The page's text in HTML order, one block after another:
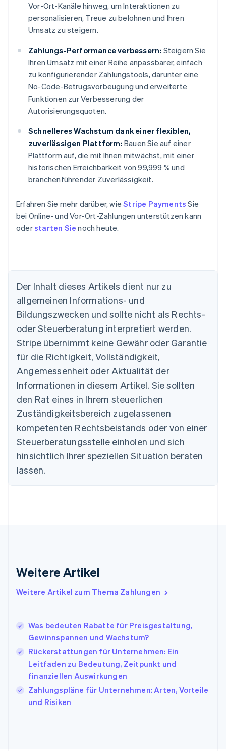
Vor-Ort-Kanäle hinweg, um Interaktionen zu
personalisieren, Treue zu belohnen und Ihren
Umsatz zu steigern.
Zahlungs-Performance verbessern: Steigern Sie
Ihren Umsatz mit einer Reihe anpassbarer, einfach
zu konfigurierender Zahlungstools, darunter eine
No-Code-Betrugsvorbeugung und erweiterte
Funktionen zur Verbesserung der
Autorisierungsquoten.
Schnelleres Wachstum dank einer flexiblen,
zuverlässigen Plattform: Bauen Sie auf einer
Plattform auf, die mit Ihnen mitwächst, mit einer
historischen Erreichbarkeit von 99,999 % und
branchenführender Zuverlässigkeit.
Erfahren Sie mehr darüber, wieStripe Payments Sie
bei Online- und Vor-Ort-Zahlungen unterstützen kann
oderstarten Sie noch heute.
Der Inhalt dieses Artikels dient nur zu
allgemeinen Informations- und
Bildungszwecken und sollte nicht als Rechts-
oder Steuerberatung interpretiert werden.
Stripe übernimmt keine Gewähr oder Garantie
für die Richtigkeit, Vollständigkeit,
Angemessenheit oder Aktualität der
Informationen in diesem Artikel. Sie sollten
den Rat eines in Ihrem steuerlichen
Zuständigkeitsbereich zugelassenen
kompetenten Rechtsbeistands oder von einer
Steuerberatungsstelle einholen und sich
hinsichtlich Ihrer speziellen Situation beraten
lassen.
Weitere Artikel
Weitere Artikel zum Thema Zahlungen
Was bedeuten Rabatte für Preisgestaltung,
Gewinnspannen und Wachstum?
Rückerstattungen für Unternehmen: Ein
Leitfaden zu Bedeutung, Zeitpunkt und
finanziellen Auswirkungen
Zahlungspläne für Unternehmen: Arten, Vorteile
und Risiken
Australien
English
Belgien
Nederlands Français DeutschEnglish
Brasilien
PortuguêsEnglish
English
Dänemark
English
Deutschland
DeutschEnglish
Estland
Festlandchina
简体中文English
Finnland
English
Frankreich
Irland
Italien
日本語 English
EnglishFrançais
Kroatien
EnglishItaliano
Lettland
Liechtenstein
DeutschEnglish